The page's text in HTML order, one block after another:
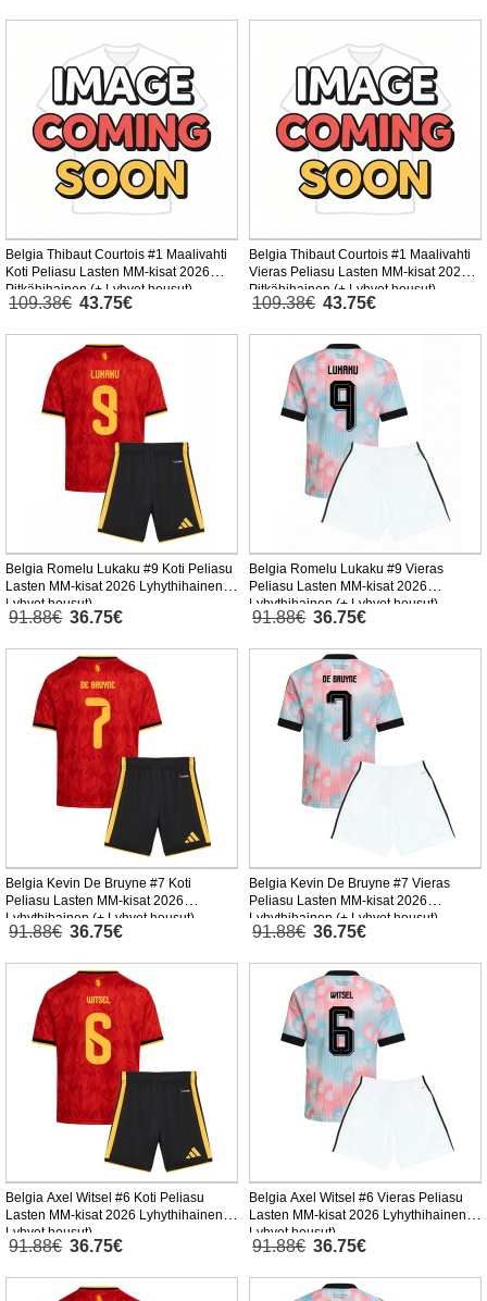
Belgia Thibaut Courtois #1 Maalivahti
Koti Peliasu Lasten MM-kisat 2026
Pitkähihainen (+ Lyhyet housut)
109.38€ 43.75€
Belgia Thibaut Courtois #1 Maalivahti
Vieras Peliasu Lasten MM-kisat 2026
Pitkähihainen (+ Lyhyet housut)
109.38€ 43.75€
Belgia Romelu Lukaku #9 Koti Peliasu
Lasten MM-kisat 2026 Lyhythihainen (+
Lyhyet housut)
91.88€ 36.75€
Belgia Romelu Lukaku #9 Vieras
Peliasu Lasten MM-kisat 2026
Lyhythihainen (+ Lyhyet housut)
91.88€ 36.75€
Belgia Kevin De Bruyne #7 Koti
Peliasu Lasten MM-kisat 2026
Lyhythihainen (+ Lyhyet housut)
91.88€ 36.75€
Belgia Kevin De Bruyne #7 Vieras
Peliasu Lasten MM-kisat 2026
Lyhythihainen (+ Lyhyet housut)
91.88€ 36.75€
Belgia Axel Witsel #6 Koti Peliasu
Lasten MM-kisat 2026 Lyhythihainen (+
Lyhyet housut)
91.88€ 36.75€
Belgia Axel Witsel #6 Vieras Peliasu
Lasten MM-kisat 2026 Lyhythihainen (+
Lyhyet housut)
91.88€ 36.75€